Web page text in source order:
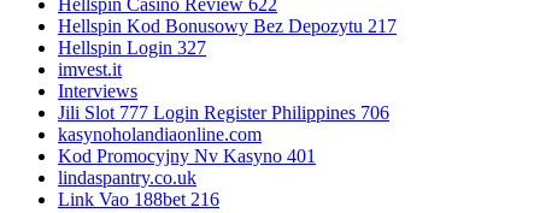
Hellspin Casino Review 622
Hellspin Kod Bonusowy Bez Depozytu 217
Hellspin Login 327
imvest.it
Interviews
Jili Slot 777 Login Register Philippines 706
kasynoholandiaonline.com
Kod Promocyjny Nv Kasyno 401
lindaspantry.co.uk
Link Vao 188bet 216